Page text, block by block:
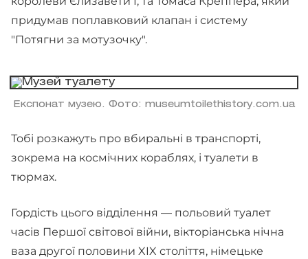
придумав поплавковий клапан і систему
"Потягни за мотузочку".
Експонат музею. Фото: museumtoilethistory.com.ua
Тобі розкажуть про вбиральні в транспорті,
зокрема на космічних кораблях, і туалети в
тюрмах.
Гордість цього відділення — польовий туалет
часів Першої світової війни, вікторіанська нічна
ваза другої половини XIX століття, німецьке